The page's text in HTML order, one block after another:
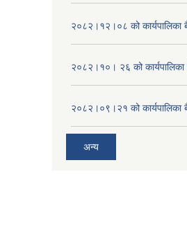
२०८२।१२।०८ को कार्यपालिका
२०८२।१०। २६ को कार्यपालिका
२०८२।०९।२१ को कार्यपालिका
अन्य